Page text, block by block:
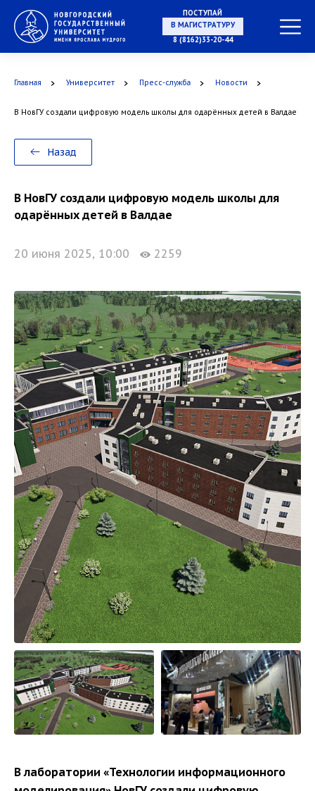
ПОСТУПАЙ
В МАГИСТРАТУРУ
В ОРДИНАТУРУ
8 (8162)33-20-44
Главная Университет Пресс-служба Новости
В НовГУ создали цифровую модель школы для одарённых детей в Валдае
Назад
В НовГУ создали цифровую модель школы для
одарённых детей в Валдае
20 июня 2025, 10:00 2259
В лаборатории «Технологии информационного